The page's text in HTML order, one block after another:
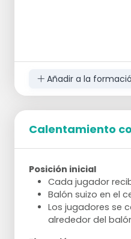
Añadir a la
Calentamiento
Posición inicial
Cada jugador
Balón suizo en el
Los jugadores se
alrededor del